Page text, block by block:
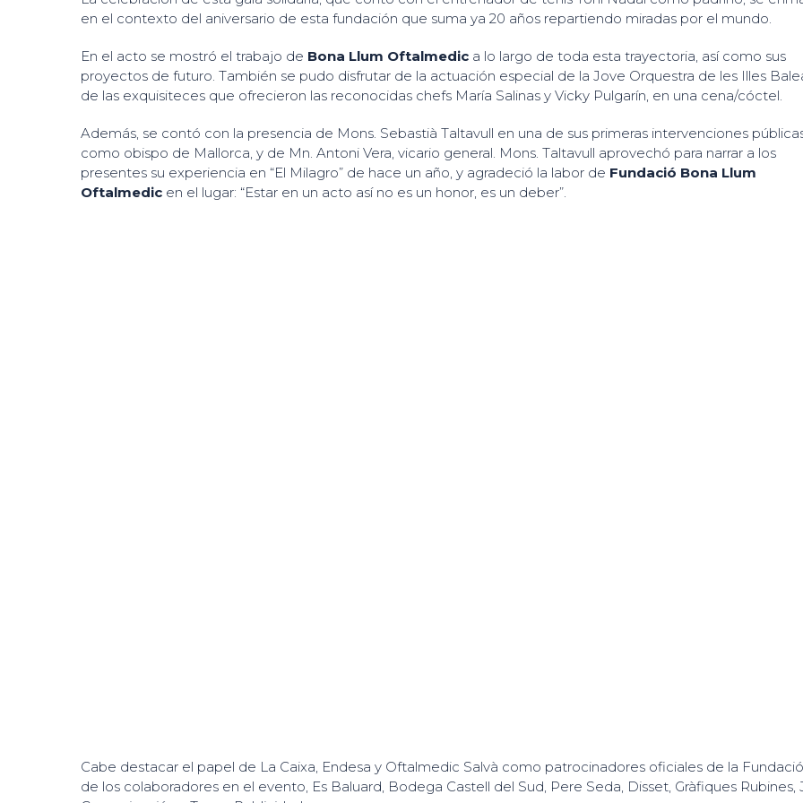
en el contexto del aniversario de esta fundación que suma ya 20 años repartiendo miradas por el mundo.
En el acto se mostró el trabajo de Bona Llum Oftalmedic a lo largo de toda esta trayectoria, así como sus
proyectos de futuro. También se pudo disfrutar de la actuación especial de la Jove Orquestra de les Illes
de las exquisiteces que ofrecieron las reconocidas chefs María Salinas y Vicky Pulgarín, en una cena/cóctel.
Además, se contó con la presencia de Mons. Sebastià Taltavull en una de sus primeras intervenciones
como obispo de Mallorca, y de Mn. Antoni Vera, vicario general. Mons. Taltavull aprovechó para narrar a los
presentes su experiencia en “El Milagro” de hace un año, y agradeció la labor de Fundació Bona Llum
Oftalmedic en el lugar: “Estar en un acto así no es un honor, es un deber”.
Cabe destacar el papel de La Caixa, Endesa y Oftalmedic Salvà como patrocinadores oficiales de la
de los colaboradores en el evento, Es Baluard, Bodega Castell del Sud, Pere Seda, Disset, Gràfiques Rubines,